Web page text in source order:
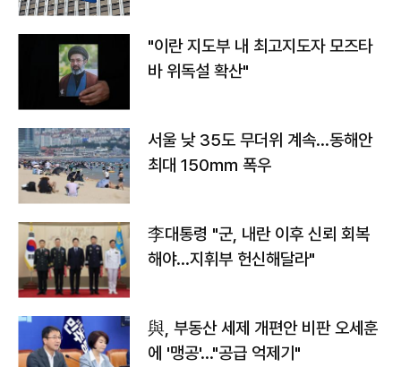
"이란 지도부 내 최고지도자 모즈타
바 위독설 확산"
서울 낮 35도 무더위 계속…동해안
최대 150㎜ 폭우
李대통령 "군, 내란 이후 신뢰 회복
해야…지휘부 헌신해달라"
與, 부동산 세제 개편안 비판 오세훈
에 '맹공'…"공급 억제기"